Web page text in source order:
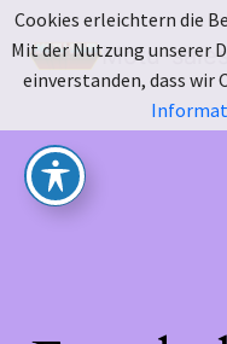
Motu-
Cookies erleichtern die
Mit der Nutzung unserer
einverstanden, dass wir